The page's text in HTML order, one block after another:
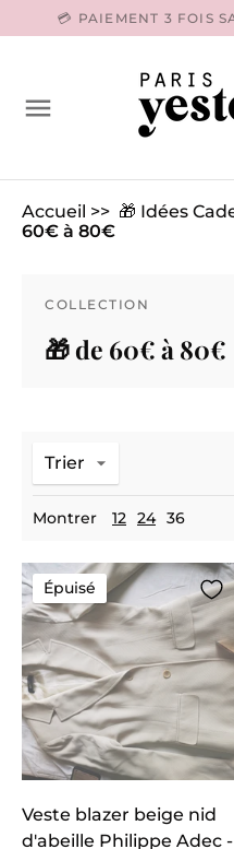
-15% SUR VOTRE
Accueil >> 🎁 Idées
60€ à 80€
COLLECTION
🎁 de 60€ à 80€
Trier
Montrer 12 24 36
Épuisé
Veste blazer beige nid
d'abeille Philippe Adec -